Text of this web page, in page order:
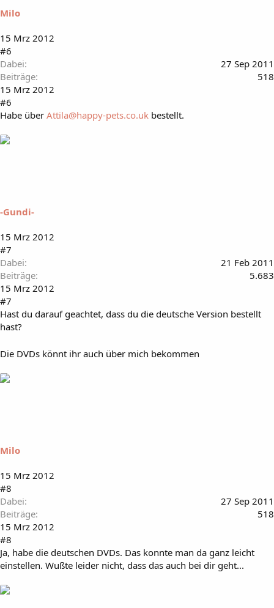
Milo
15 Mrz 2012
#6
Dabei
27 Sep 2011
Beiträge
518
15 Mrz 2012
#6
Habe über Attila@happy-pets.co.uk bestellt.
-Gundi-
15 Mrz 2012
#7
Dabei
21 Feb 2011
Beiträge
5.683
15 Mrz 2012
#7
Hast du darauf geachtet, dass du die deutsche Version bestellt
hast?
Die DVDs könnt ihr auch über mich bekommen
Milo
15 Mrz 2012
#8
Dabei
27 Sep 2011
Beiträge
518
15 Mrz 2012
#8
Ja, habe die deutschen DVDs. Das konnte man da ganz leicht
einstellen. Wußte leider nicht, dass das auch bei dir geht...